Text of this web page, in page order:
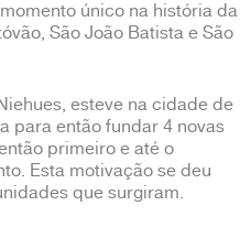
único na história da
São João Batista e São
esteve na cidade de
para então fundar 4 novas
primeiro e até o
Esta motivação se deu
que surgiram.